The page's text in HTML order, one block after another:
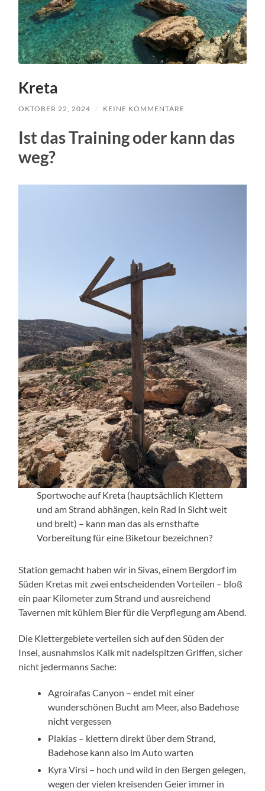
Kreta
OKTOBER 22, 2024 / KEINE KOMMENTARE
Ist das Training oder kann das
weg?
Sportwoche auf Kreta (hauptsächlich Klettern
und am Strand abhängen, kein Rad in Sicht weit
und breit) – kann man das als ernsthafte
Vorbereitung für eine Biketour bezeichnen?
Station gemacht haben wir in Sivas, einem Bergdorf im
Süden Kretas mit zwei entscheidenden Vorteilen – bloß
ein paar Kilometer zum Strand und ausreichend
Tavernen mit kühlem Bier für die Verpflegung am Abend.
Die Klettergebiete verteilen sich auf den Süden der
Insel, ausnahmslos Kalk mit nadelspitzen Griffen, sicher
nicht jedermanns Sache:
Agroirafas Canyon – endet mit einer
wunderschönen Bucht am Meer, also Badehose
nicht vergessen
Plakias – klettern direkt über dem Strand,
Badehose kann also im Auto warten
Kyra Virsi – hoch und wild in den Bergen gelegen,
wegen der vielen kreisenden Geier immer in